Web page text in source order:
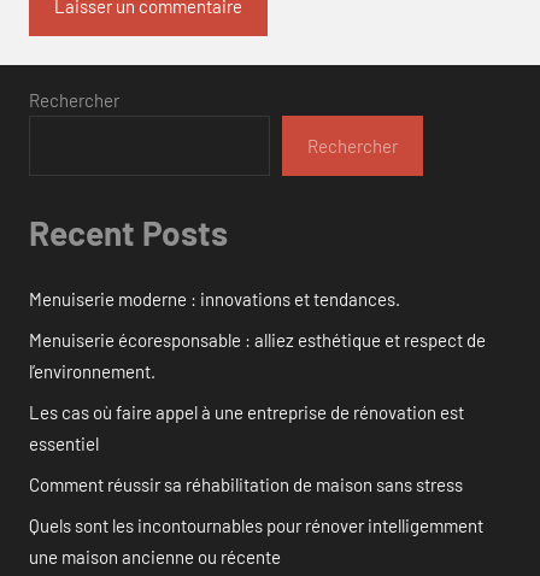
Rechercher
Rechercher
Recent Posts
Menuiserie moderne : innovations et tendances.
Menuiserie écoresponsable : alliez esthétique et respect de
l’environnement.
Les cas où faire appel à une entreprise de rénovation est
essentiel
Comment réussir sa réhabilitation de maison sans stress
Quels sont les incontournables pour rénover intelligemment
une maison ancienne ou récente